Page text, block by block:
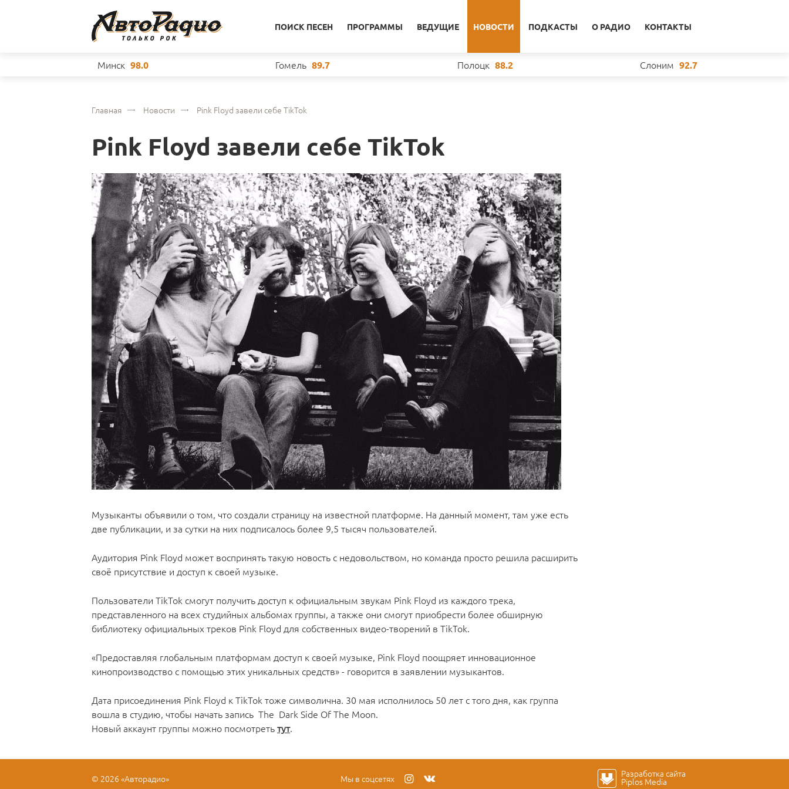
ПОИСК ПЕСЕН ПРОГРАММЫ ВЕДУЩИЕ НОВОСТИ ПОДКАСТЫ О РАДИО КОНТАКТЫ
Минск 98.0 Гомель 89.7 Полоцк 88.2 Слоним 92.7
Главная Новости Pink Floyd завели себе TikTok
Pink Floyd завели себе TikTok
Музыканты объявили о том, что создали страницу на известной платформе. На данный момент, там уже есть
две публикации, и за сутки на них подписалось более 9,5 тысяч пользователей.
Аудитория Pink Floyd может воспринять такую новость с недовольством, но команда просто решила расширить
своё присутствие и доступ к своей музыке.
Пользователи TikTok смогут получить доступ к официальным звукам Pink Floyd из каждого трека,
представленного на всех студийных альбомах группы, а также они смогут приобрести более обширную
библиотеку официальных треков Pink Floyd для собственных видео-творений в TikTok.
«Предоставляя глобальным платформам доступ к своей музыке, Pink Floyd поощряет инновационное
кинопроизводство с помощью этих уникальных средств» - говорится в заявлении музыкантов.
Дата присоединения Pink Floyd к TikTok тоже символична. 30 мая исполнилось 50 лет с того дня, как группа
вошла в студию, чтобы начать запись The Dark Side Of The Moon.
Новый аккаунт группы можно посмотретьтут.
© 2026 «Авторадио» Мы в соцсетях Разработка сайта
Piplos Media